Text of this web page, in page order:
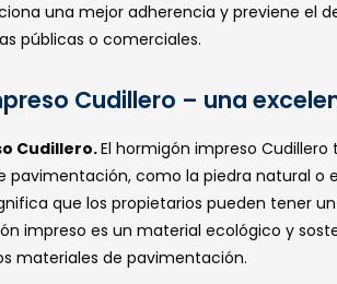
una mejor adherencia y previene el
públicas o comerciales.
Cudillero – una
Cudillero.El hormigón impreso
pavimentación, como la piedra natural o
que los propietarios pueden tener
impreso es un material ecológico y
materiales de pavimentación.